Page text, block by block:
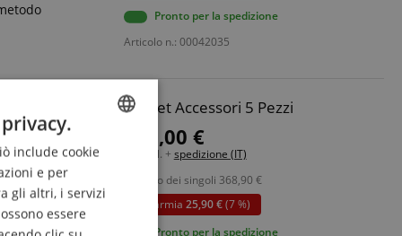
Pronto per la spedizione
Articolo n.: 00042035
Set Starter con Set Accessori 5 Pezzi
343,00 €
IVA.incl. + spedizione (IT)
al posto dei singoli 368,90 €
risparmia 25,90 €(7 %)
Pronto per la spedizione
ENGLISH
DUTCH
include cookie
e per
gli altri, i servizi
essere